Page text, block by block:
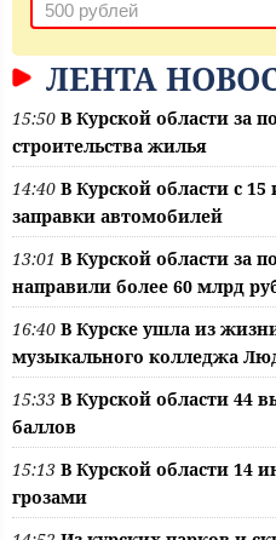
ЛЕНТА
15:50 В Курской области за
строительства жилья
14:40 В Курской области с
заправки автомобилей
13:01 В Курской области за
направили более 60 млрд
16:40 В Курске ушла из
музыкального колледжа
15:33 В Курской области 44
баллов
15:13 В Курской области 14
грозами